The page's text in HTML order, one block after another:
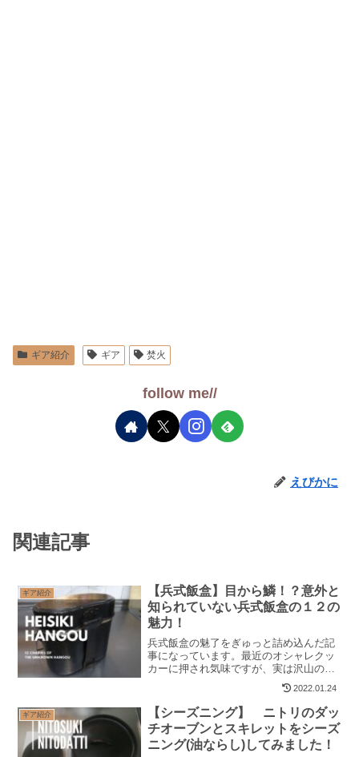
ギア紹介 ギア 焚火
follow me//
えびかに
関連記事
ギア紹介
【兵式飯盒】目から鱗！？意外と
知られていない兵式飯盒の１２の
魅力！
兵式飯盒の魅了をぎゅっと詰め込んだ記
事になっています。最近のオシャレクッ
カーに押され気味ですが、実は沢山の便
利機能がふんだんに盛り込まれた非常に
2022.01.24
ギア紹介
【シーズニング】 ニトリのダッ
チオーブンとスキレットをシーズ
ニング(油ならし)してみました！